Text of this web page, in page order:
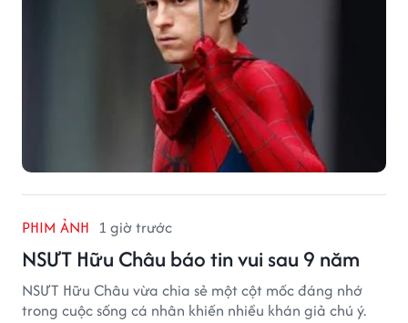
PHIM ẢNH 1 giờ trước
NSƯT Hữu Châu báo tin vui sau 9 năm
NSƯT Hữu Châu vừa chia sẻ một cột mốc đáng nhớ
trong cuộc sống cá nhân khiến nhiều khán giả chú ý.